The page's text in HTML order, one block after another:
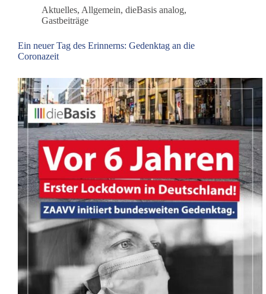
Aktuelles, Allgemein, dieBasis analog,
Gastbeiträge
Ein neuer Tag des Erinnerns: Gedenktag an die
Coronazeit